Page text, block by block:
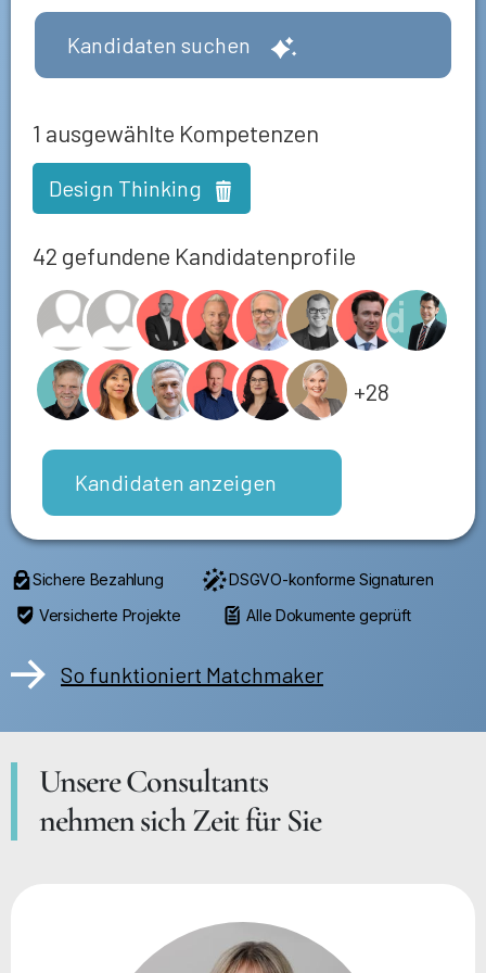
Kandidaten suchen
1 ausgewählte Kompetenzen
Design Thinking
42 gefundene Kandidatenprofile
+28
Kandidaten anzeigen
Sichere Bezahlung
DSGVO-konforme Signaturen
Versicherte Projekte
Alle Dokumente geprüft
So funktioniert Matchmaker
Unsere Consultants
nehmen sich Zeit für Sie